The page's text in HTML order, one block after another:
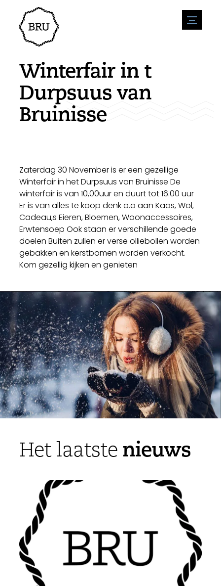
menu
Agenda
Evenement aanmelden
Overnachting
Winkels
Natuur en water
Sport
Bezienswaardigheden
Bereikbaarheid
Parkeren
Leefomgeving
Ondernemen
Vacatures
Winterfair in t
Durpsuus van
Bruinisse
Zaterdag 30 November is er een gezellige
Winterfair in het Durpsuus van Bruinisse De
winterfair is van 10,00uur en duurt tot 16.00 uur
Er is van alles te koop denk o.a aan Kaas, Wol,
Cadeau,s Eieren, Bloemen, Woonaccessoires,
Erwtensoep Ook staan er verschillende goede
doelen Buiten zullen er verse olliebollen worden
gebakken en kerstbomen worden verkocht.
Kom gezellig kijken en genieten
Het laatste nieuws